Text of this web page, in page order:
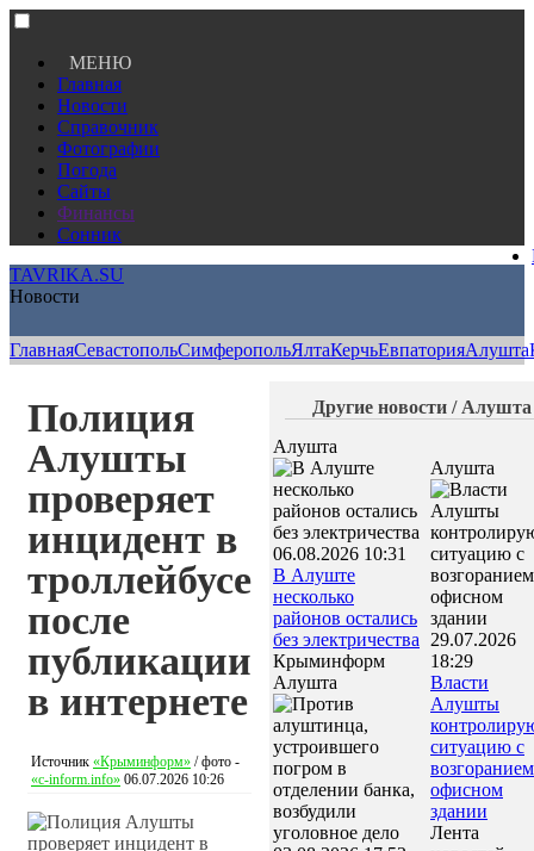
МЕНЮ
Главная
Новости
Справочник
Фотографии
Погода
Сайты
Финансы
Сонник
TAVRIKA.SU
Новости
ГлавнаяСевастопольСимферопольЯлтаКерчьЕвпаторияАлушта
Полиция
Алушты
проверяет
инцидент в
троллейбусе
после
публикации
в интернете
Источник «Крыминформ» / фото -
«c-inform.info» 06.07.2026 10:26
Другие новости / Алушта
Алушта
06.08.2026 10:31
В Алуште
несколько
районов остались
без электричества
Крыминформ
Алушта
Алушта
29.07.2026
18:29
Власти
Алушты
ситуацию с
офисном
здании
Лента